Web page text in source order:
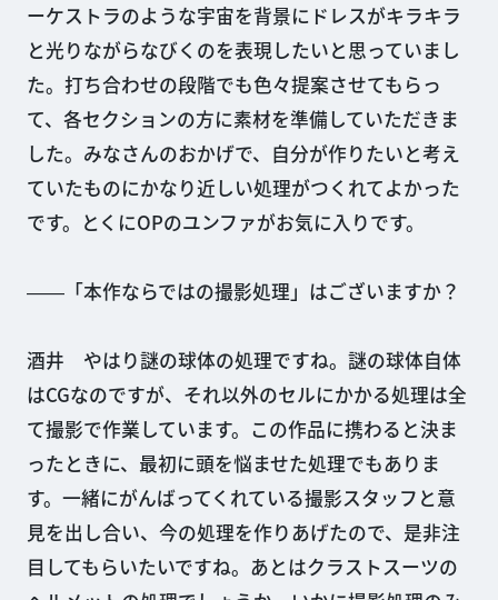
ーケストラのような宇宙を背景にドレスがキラキラ
と光りながらなびくのを表現したいと思っていまし
た。打ち合わせの段階でも色々提案させてもらっ
て、各セクションの方に素材を準備していただきま
した。みなさんのおかげで、自分が作りたいと考え
ていたものにかなり近しい処理がつくれてよかった
です。とくにOPのユンファがお気に入りです。
――「本作ならではの撮影処理」はございますか？
酒井 やはり謎の球体の処理ですね。謎の球体自体
はCGなのですが、それ以外のセルにかかる処理は全
て撮影で作業しています。この作品に携わると決ま
ったときに、最初に頭を悩ませた処理でもありま
す。一緒にがんばってくれている撮影スタッフと意
見を出し合い、今の処理を作りあげたので、是非注
目してもらいたいですね。あとはクラストスーツの